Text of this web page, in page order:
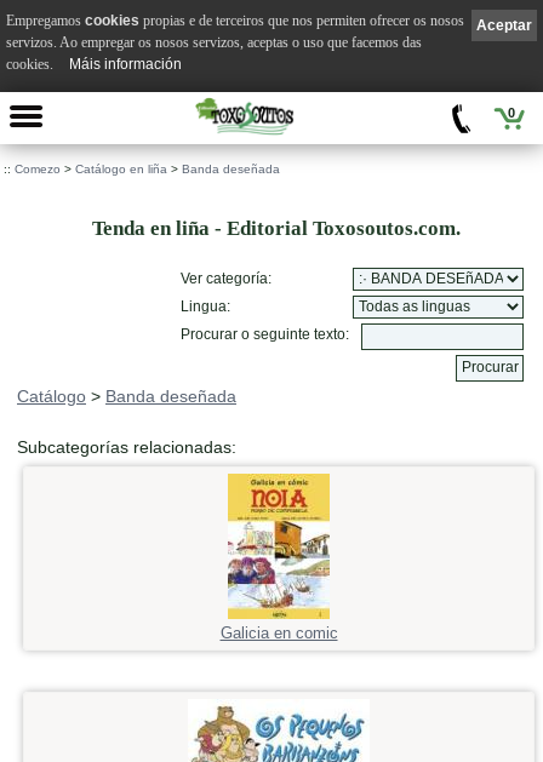
0
:: Comezo > Catálogo en liña > Banda deseñada
Tenda en liña - Editorial Toxosoutos.com.
Ver categoría:
Lingua:
Procurar o seguinte texto:
Catálogo > Banda deseñada
Subcategorías relacionadas:
Galicia en comic
Aceptar
Empregamos cookies propias e de terceiros que nos permiten ofrecer os nosos
servizos. Ao empregar os nosos servizos, aceptas o uso que facemos das
cookies.
Máis información